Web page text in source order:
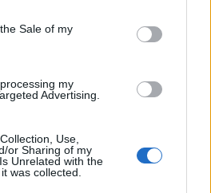
purposes in below Google
Sale of my
my
Advertising.
Use,
or Sharing of my
Unrelated with the
was collected.
[…]